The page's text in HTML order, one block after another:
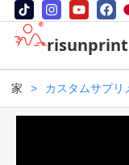
risunprint
家 > カスタムサプリ